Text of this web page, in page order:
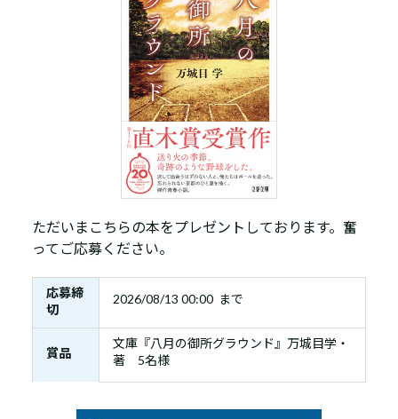
ただいまこちらの本をプレゼントしております。奮
ってご応募ください。
応募締
切
2026/08/13 00:00 まで
賞品
文庫『八月の御所グラウンド』万城目学・
著 5名様